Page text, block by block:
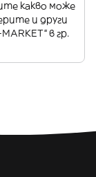
какво може
и други
в гр.